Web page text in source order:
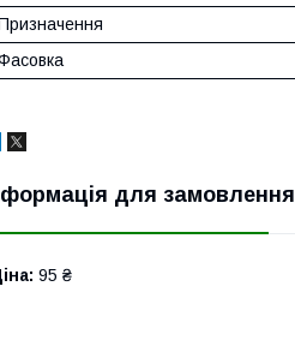
для замовлення
95 ₴